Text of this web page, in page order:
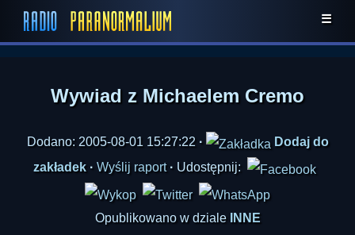
☰
Wywiad z Michaelem Cremo
Dodano: 2005-08-01 15:27:22 ·
Dodaj do
zakładek · Wyślij raport · Udostępnij:
Opublikowano w dziale INNE